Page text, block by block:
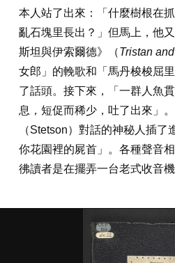
本人站了出來：「什麼樹根在
亂石塊里長出？」但馬上，他
斯坦與伊索爾德》（Tristan
女郎」的輓歌和「馬丹梭梭屈
了話頭。接下來，「一群人魚
息，短促而稀少，吐了出來」
（Stetson）對話的神秘人插
你花園裡的屍首」。各種聲音
彿讀者是在擺弄一台老式收音機